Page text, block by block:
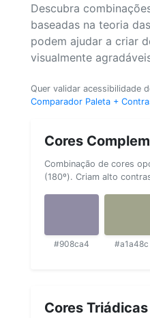
Descubra
baseadas na teoria
podem ajudar a criar
visualmente
Quer validar acessibilidade
Comparador Paleta +
Cores
Combinação de cores
(180º). Criam alto
#908ca4 #a1a48c
Cores Triádicas